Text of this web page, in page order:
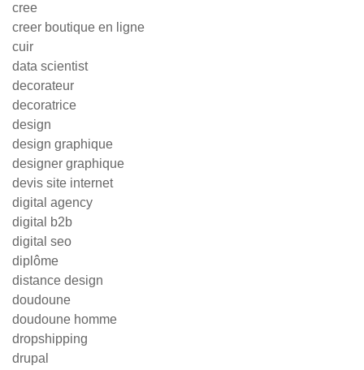
cree
creer boutique en ligne
cuir
data scientist
decorateur
decoratrice
design
design graphique
designer graphique
devis site internet
digital agency
digital b2b
digital seo
diplôme
distance design
doudoune
doudoune homme
dropshipping
drupal